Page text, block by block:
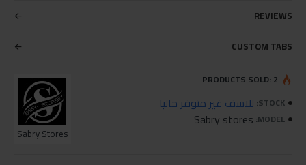
REVIEWS
CUSTOM TABS
STOCK: للاسف غير متوفر حاليا
MODEL:
Sabry stores
Sabry Stores
PRODUCTS SOLD: 2